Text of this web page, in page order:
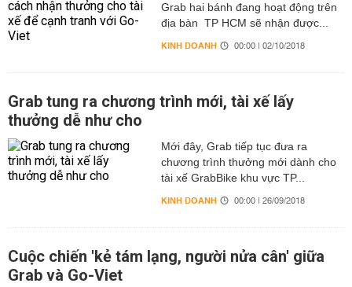
Grab hai bánh đang hoạt động trên
địa bàn TP HCM sẽ nhận được...
KINH DOANH 00:00 | 02/10/2018
Grab tung ra chương trình mới, tài xế lấy
thưởng dễ như cho
Mới đây, Grab tiếp tục đưa ra
chương trình thưởng mới dành cho
tài xế GrabBike khu vực TP...
KINH DOANH 00:00 | 26/09/2018
Cuộc chiến 'kẻ tám lạng, người nửa cân' giữa
Grab và Go-Viet